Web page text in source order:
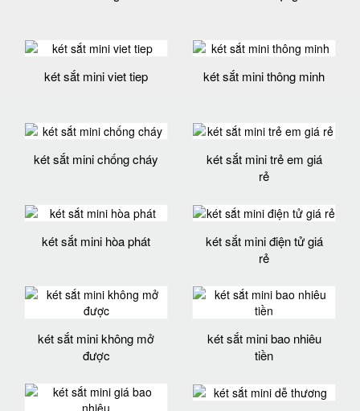
két sắt mini viet tiep két sắt mini thông minh
két sắt mini chống cháy
két sắt mini trẻ em giá
rẻ
két sắt mini hòa phát
két sắt mini điện tử giá
rẻ
két sắt mini không mở
được
két sắt mini bao nhiêu
tiền